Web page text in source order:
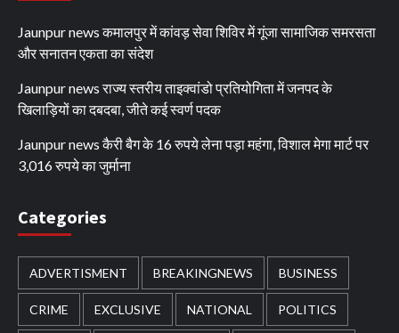
Jaunpur news कमालपुर में कांवड़ सेवा शिविर में गूंजा सामाजिक समरसता
और सनातन एकता का संदेश
Jaunpur news ​राज्य स्तरीय ताइक्वांडो प्रतियोगिता में जनपद के
खिलाड़ियों का दबदबा, जीते कई स्वर्ण पदक
Jaunpur news कैरी बैग के 16 रुपये लेना पड़ा महंगा, विशाल मेगा मार्ट पर
3,016 रुपये का जुर्माना
Categories
ADVERTISMENT BREAKINGNEWS BUSINESS
CRIME EXCLUSIVE NATIONAL POLITICS